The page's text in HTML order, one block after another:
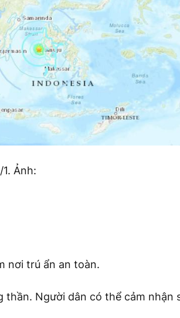
Ảnh:
nơi trú ẩn an toàn.
Người dân có thể cảm nhận